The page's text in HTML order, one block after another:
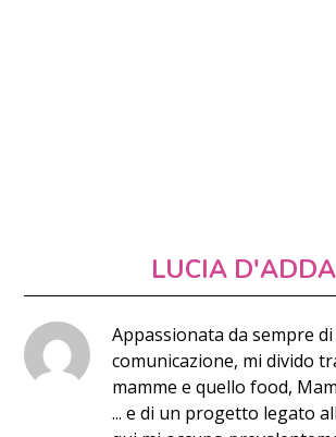
LUCIA D'ADDA
Appassionata da sempre di
comunicazione, mi divido
mamme e quello food,
... e di un progetto legato